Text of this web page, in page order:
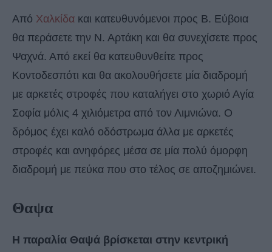
Από Χαλκίδα και κατευθυνόμενοι προς Β. Εύβοια
θα περάσετε την Ν. Αρτάκη και θα συνεχίσετε προς
Ψαχνά. Από εκεί θα κατευθυνθείτε προς
Κοντοδεσπότι και θα ακολουθήσετε μία διαδρομή
με αρκετές στροφές που καταλήγει στο χωριό Αγία
Σοφία μόλις 4 χιλιόμετρα από τον Λιμνιώνα. Ο
δρόμος έχει καλό οδόστρωμα άλλα με αρκετές
στροφές και ανηφόρες μέσα σε μία πολύ όμορφη
διαδρομή με πεύκα που στο τέλος σε αποζημιώνει.
Θαψα
Η παραλία Θαψά βρίσκεται στην κεντρική